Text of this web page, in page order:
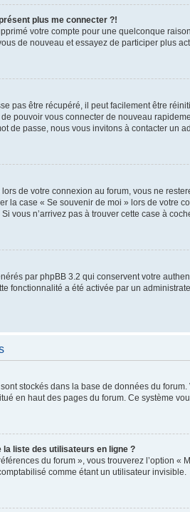
plus me connecter ?!
votre compte pour une quelconque
de nouveau et essayez de participer plus
pas être récupéré, il peut facilement être
pouvoir vous connecter de nouveau
de passe, nous vous invitons à contacter un
de votre connexion au forum, vous ne
la case « Se souvenir de moi » lors de
vous n’arrivez pas à trouver cette case à
par phpBB 3.2 qui conservent votre
fonctionnalité a été activée par un
stockés dans la base de données du
en haut des pages du forum. Ce système
la liste des utilisateurs en ligne ?
du forum », vous trouverez l’option
comme étant un utilisateur invisible.